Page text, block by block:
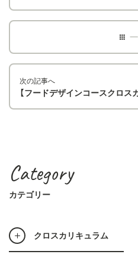
次の記事へ
【フードデザインコースクロスカリ
Category
カテゴリー
クロスカリキュラム